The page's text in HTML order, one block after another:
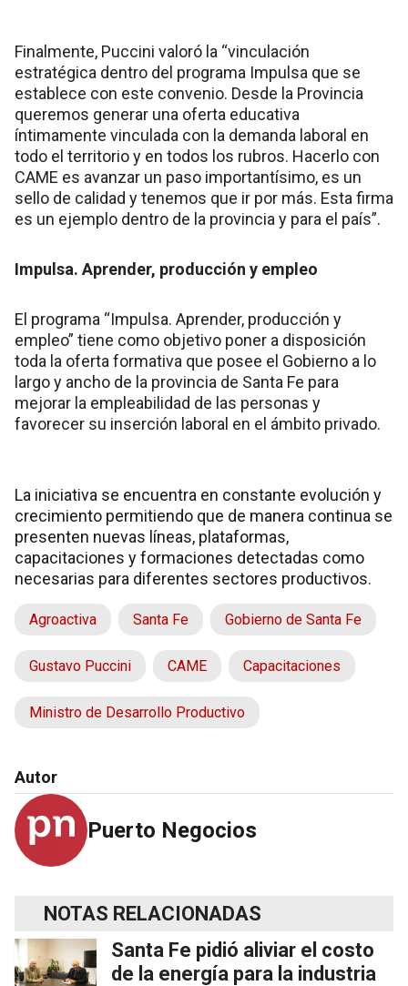
Finalmente, Puccini valoró la “vinculación
estratégica dentro del programa Impulsa que se
establece con este convenio. Desde la Provincia
queremos generar una oferta educativa
íntimamente vinculada con la demanda laboral en
todo el territorio y en todos los rubros. Hacerlo con
CAME es avanzar un paso importantísimo, es un
sello de calidad y tenemos que ir por más. Esta firma
es un ejemplo dentro de la provincia y para el país”.
Impulsa. Aprender, producción y empleo
El programa “Impulsa. Aprender, producción y
empleo” tiene como objetivo poner a disposición
toda la oferta formativa que posee el Gobierno a lo
largo y ancho de la provincia de Santa Fe para
mejorar la empleabilidad de las personas y
favorecer su inserción laboral en el ámbito privado.
La iniciativa se encuentra en constante evolución y
crecimiento permitiendo que de manera continua se
presenten nuevas líneas, plataformas,
capacitaciones y formaciones detectadas como
necesarias para diferentes sectores productivos.
Agroactiva Santa Fe Gobierno de Santa Fe
Gustavo Puccini CAME Capacitaciones
Ministro de Desarrollo Productivo
Autor
Puerto Negocios
NOTAS RELACIONADAS
Santa Fe pidió aliviar el costo
de la energía para la industria